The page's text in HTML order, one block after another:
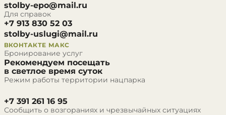
stolby-epo@mail.ru
Для справок
+7 913 830 52 03
stolby-uslugi@mail.ru
ВКОНТАКТЕ МАКС
Бронирование услуг
Рекомендуем посещать
в светлое время суток
Режим работы территории нацпарка
+7 391 261 16 95
Сообщить о возгораниях и чрезвычайных ситуациях